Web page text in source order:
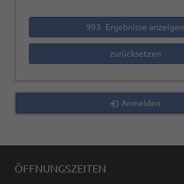
993 Ergebnisse anzeigen
zurücksetzen
Anmelden
ÖFFNUNGSZEITEN